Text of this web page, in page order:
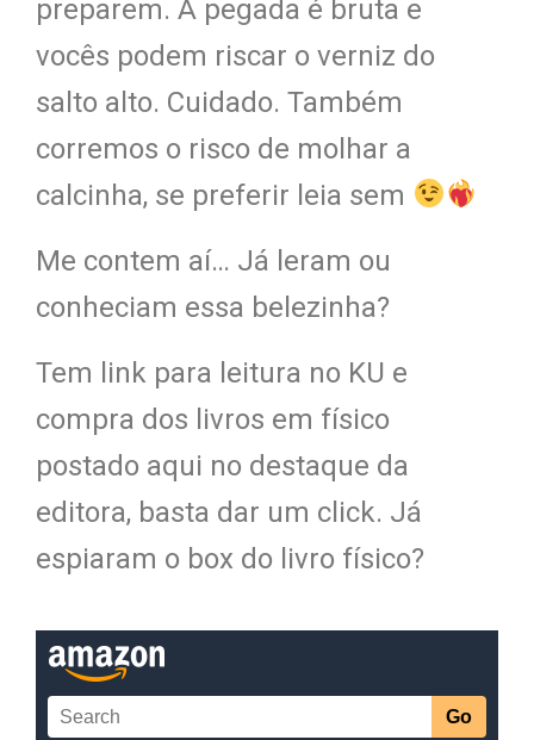
preparem. A pegada é bruta e
vocês podem riscar o verniz do
salto alto. Cuidado. Também
corremos o risco de molhar a
calcinha, se preferir leia sem
Me contem aí… Já leram ou
conheciam essa belezinha?
Tem link para leitura no KU e
compra dos livros em físico
postado aqui no destaque da
editora, basta dar um click. Já
espiaram o box do livro físico?